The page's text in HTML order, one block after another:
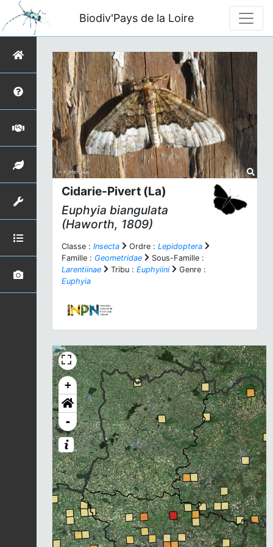
Biodiv'Pays de la Loire
Cidarie-Pivert (La)
Euphyia biangulata
(Haworth, 1809)
Classe : Insecta Ordre : Lepidoptera
Famille : Geometridae
Sous-Famille :
Larentiinae
Tribu : Euphyiini
Genre :
Euphyia
+
-